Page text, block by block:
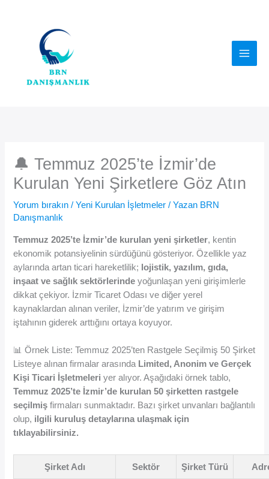
🔔 Temmuz 2025’te İzmir’de
Kurulan Yeni Şirketlere Göz Atın
Yorum bırakın /Yeni Kurulan İşletmeler / Yazan BRN
Danışmanlık
Temmuz 2025’te İzmir’de kurulan yeni şirketler, kentin
ekonomik potansiyelinin sürdüğünü gösteriyor. Özellikle yaz
aylarında artan ticari hareketlilik; lojistik, yazılım, gıda,
inşaat ve sağlık sektörlerinde yoğunlaşan yeni girişimlerle
dikkat çekiyor. İzmir Ticaret Odası ve diğer yerel
kaynaklardan alınan veriler, İzmir’de yatırım ve girişim
iştahının giderek arttığını ortaya koyuyor.
📊 Örnek Liste: Temmuz 2025’ten Rastgele Seçilmiş 50 Şirket
Listeye alınan firmalar arasında Limited, Anonim ve Gerçek
Kişi Ticari İşletmeleri yer alıyor. Aşağıdaki örnek tablo,
Temmuz 2025’te İzmir’de kurulan 50 şirketten rastgele
seçilmiş firmaları sunmaktadır. Bazı şirket unvanları bağlantılı
olup, ilgili kuruluş detaylarına ulaşmak için
tıklayabilirsiniz.
Şirket Adı Sektör Şirket Türü